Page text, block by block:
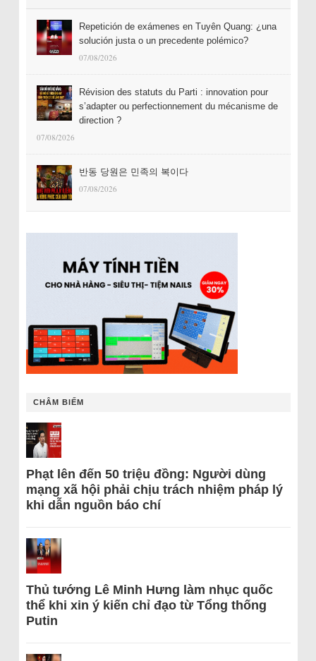
Repetición de exámenes en Tuyên Quang: ¿una
solución justa o un precedente polémico?
07/08/2026
Révision des statuts du Parti : innovation pour
s’adapter ou perfectionnement du mécanisme de
direction ?
07/08/2026
반동 당원은 민족의 복이다
07/08/2026
CHÂM BIẾM
Phạt lên đến 50 triệu đồng: Người dùng
mạng xã hội phải chịu trách nhiệm pháp lý
khi dẫn nguồn báo chí
Thủ tướng Lê Minh Hưng làm nhục quốc
thể khi xin ý kiến chỉ đạo từ Tổng thống
Putin